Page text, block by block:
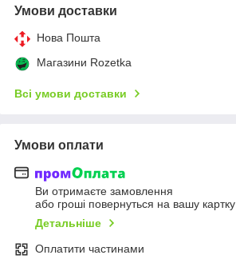
Умови доставки
Нова Пошта
Магазини Rozetka
Всі умови доставки
Умови оплати
Ви отримаєте замовлення
або гроші повернуться на вашу картку
Детальніше
Оплатити частинами